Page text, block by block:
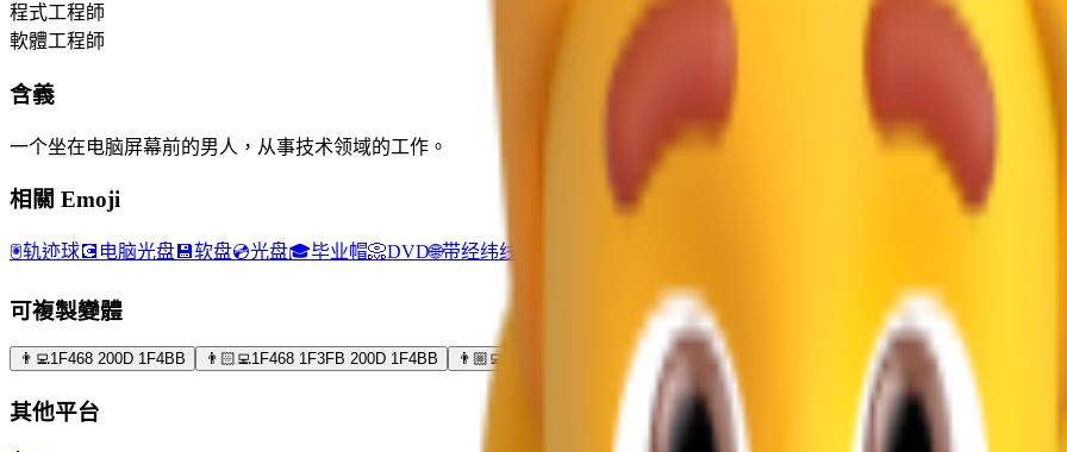
程式工程師
軟體工程師
含義
一个坐在电脑屏幕前的男人，从事技术领域的工作。
相關 Emoji
🖲️轨迹球💽 电脑光盘 💾软盘💿光盘🎓毕业帽📀DVD🌐带经纬线的地球
可複製變體
👨‍💻1F468 200D 1F4BB 👨🏻‍💻1F468 1F3FB 200D 1F4BB 👨🏼‍💻 1F468 1F3FC 200D 1F4BB 👨🏽‍💻 1F468 1F3FD 200D 1F4BB 👨🏾‍💻
其他平台